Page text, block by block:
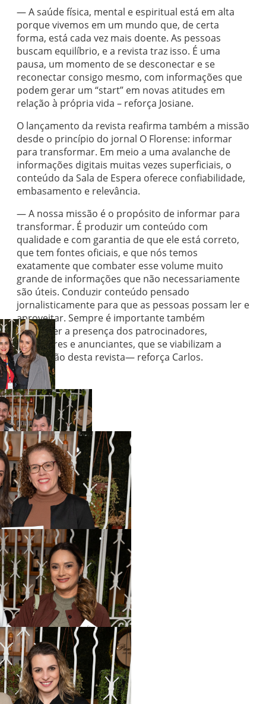
— A saúde física, mental e espiritual está em alta
porque vivemos em um mundo que, de certa
forma, está cada vez mais doente. As pessoas
buscam equilíbrio, e a revista traz isso. É uma
pausa, um momento de se desconectar e se
reconectar consigo mesmo, com informações que
podem gerar um “start” em novas atitudes em
relação à própria vida – reforça Josiane.
O lançamento da revista reafirma também a missão
desde o princípio do jornal O Florense: informar
para transformar. Em meio a uma avalanche de
informações digitais muitas vezes superficiais, o
conteúdo da Sala de Espera oferece confiabilidade,
embasamento e relevância.
— A nossa missão é o propósito de informar para
transformar. É produzir um conteúdo com
qualidade e com garantia de que ele está correto,
que tem fontes oficiais, e que nós temos
exatamente que combater esse volume muito
grande de informações que não necessariamente
são úteis. Conduzir conteúdo pensado
jornalisticamente para que as pessoas possam ler e
aproveitar. Sempre é importante também
agradecer a presença dos patrocinadores,
apoiadores e anunciantes, que se viabilizam a
publicação desta revista— reforça Carlos.